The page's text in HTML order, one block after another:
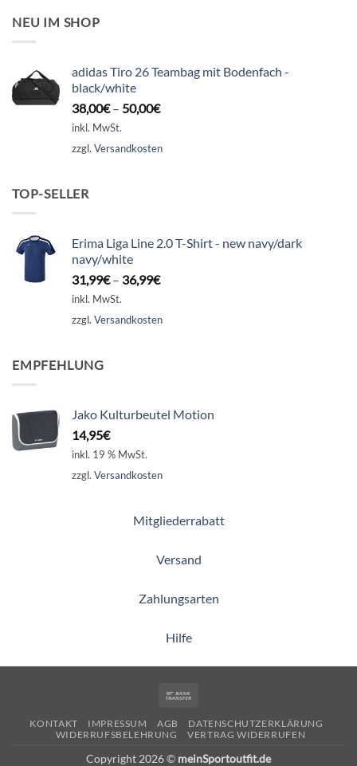
NEU IM SHOP
adidas Tiro 26 Teambag mit Bodenfach -
black/white
38,00€– 50,00€
inkl. MwSt.
zzgl. Versandkosten
TOP-SELLER
Erima Liga Line 2.0 T-Shirt - new navy/dark
navy/white
31,99€– 36,99€
inkl. MwSt.
zzgl. Versandkosten
EMPFEHLUNG
Jako Kulturbeutel Motion
14,95€
inkl. 19 % MwSt.
zzgl. Versandkosten
Mitgliederrabatt
Versand
Zahlungsarten
Hilfe
KONTAKT IMPRESSUM AGB
DATENSCHUTZERKLÄRUNG
WIDERRUFSBELEHRUNG
VERTRAG WIDERRUFEN
Copyright 2026 © meinSportoutfit.de